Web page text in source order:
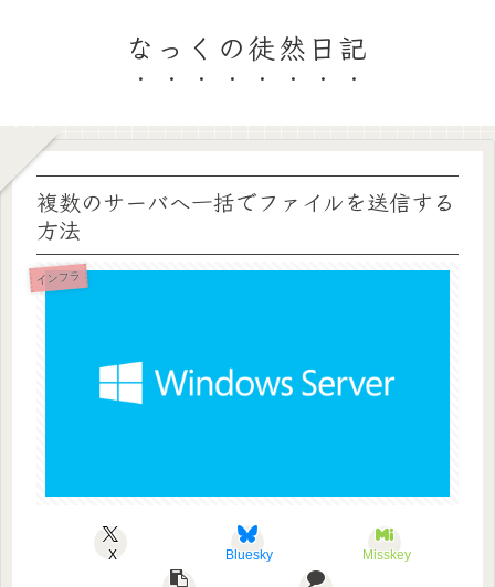
なっくの徒然日記
複数のサーバへ一括でファイルを送信する
方法
インフラ
X Bluesky Misskey